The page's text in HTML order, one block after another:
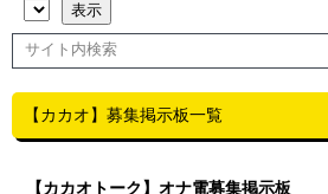
【カカオ】募集掲示板一覧
【カカオトーク】オナ電募集掲示板